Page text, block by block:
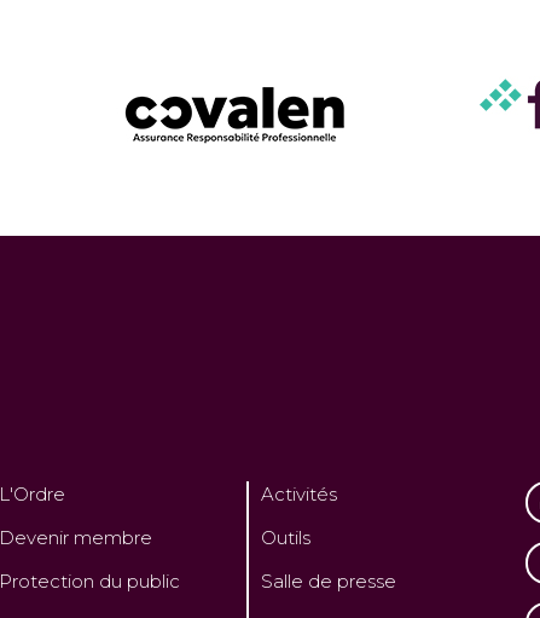
L'Ordre
Devenir membre
Protection du public
Activités
Outils
Salle de presse